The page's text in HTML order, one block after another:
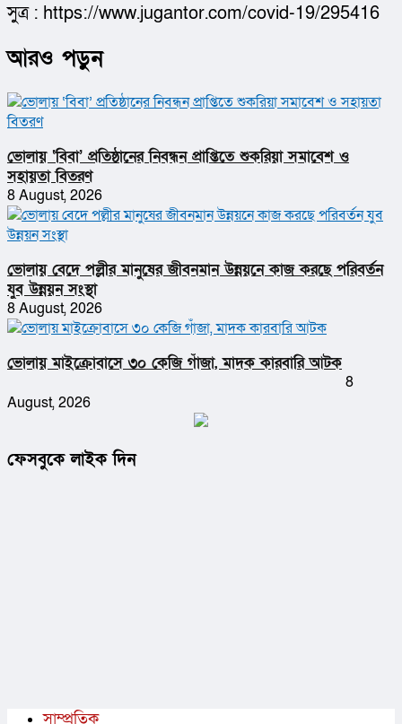
সুত্র : https://www.jugantor.com/covid-19/295416
আরও পড়ুন
ভোলায় ‘বিবা’ প্রতিষ্ঠানের নিবন্ধন প্রাপ্তিতে শুকরিয়া সমাবেশ ও
সহায়তা বিতরণ
8 August, 2026
ভোলায় বেদে পল্লীর মানুষের জীবনমান উন্নয়নে কাজ করছে পরিবর্তন
যুব উন্নয়ন সংস্থা
8 August, 2026
ভোলায় মাইক্রোবাসে ৩০ কেজি গাঁজা, মাদক কারবারি আটক
8
August, 2026
ফেসবুকে লাইক দিন
সাম্প্রতিক